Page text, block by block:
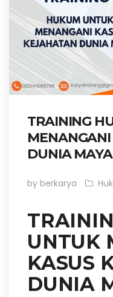
TRAINING
DUNIA MAYA
by berkarya
UNTUK
KASUS
DUNIA